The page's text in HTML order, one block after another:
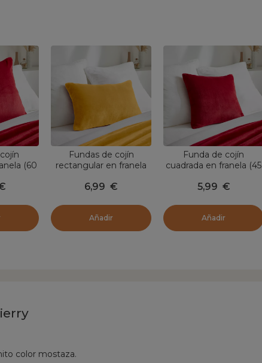
(60
Fundas de cojín
rectangular en franela
Mostaza Amarillo
6,99 €
Añadir
Funda de cojín
cuadrada en franela (45
5,99 €
Añadir
color mostaza.